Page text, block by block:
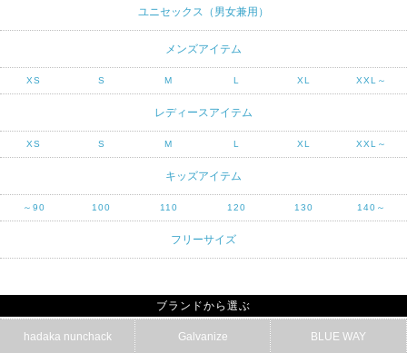
ユニセックス（男女兼用）
メンズアイテム
XS S M L XL XXL～
レディースアイテム
XS S M L XL XXL～
キッズアイテム
～90 100 110 120 130 140～
フリーサイズ
ブランドから選ぶ
hadaka nunchack Galvanize BLUE WAY